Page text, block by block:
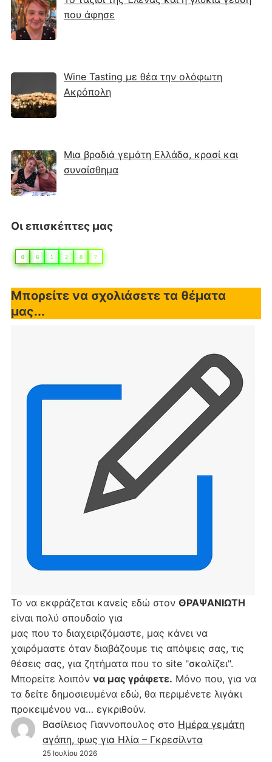
που άφησε
Wine Tasting με θέα την ολόφωτη
Ακρόπολη
Μια βραδιά γεμάτη Ελλάδα, κρασί και
συναίσθημα
Οι επισκέπτες μας
0 6 1 2 8 7
Μπορείτε να σχολιάσετε τα θέματα
μας...
Το να εκφράζεται κανείς εδώ στον ΘΡΑΨΑΝΙΩΤΗ
είναι πολύ σπουδαίο για
μας που το διαχειριζόμαστε, μας κάνει να
χαιρόμαστε όταν διαβάζουμε τις απόψεις σας, τις
θέσεις σας, για ζητήματα που το site "σκαλίζει".
Μπορείτε λοιπόν να μας γράφετε. Μόνο που, για να
τα δείτε δημοσιευμένα εδώ, θα περιμένετε λιγάκι
προκειμένου να… εγκριθούν.
Βασίλειος Γιαννοπουλος στο Hμέρα γεμάτη
αγάπη, φως για Ηλία – Γκρεσίλντα
25 Ιουλίου 2026